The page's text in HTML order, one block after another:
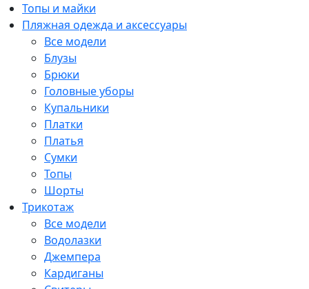
Топы и майки
Пляжная одежда и аксессуары
Все модели
Блузы
Брюки
Головные уборы
Купальники
Платки
Платья
Сумки
Топы
Шорты
Трикотаж
Все модели
Водолазки
Джемпера
Кардиганы